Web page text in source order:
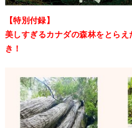
【特別付録】
美しすぎるカナダの森林をとら
き！